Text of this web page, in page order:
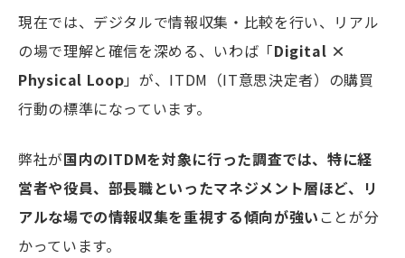
現在では、デジタルで情報収集・比較を行い、リアル
の場で理解と確信を深める、いわば「Digital ×
Physical Loop」が、ITDM（IT意思決定者）の購買
行動の標準になっています。
弊社が国内のITDMを対象に行った調査では、特に経
営者や役員、部長職といったマネジメント層ほど、リ
アルな場での情報収集を重視する傾向が強い ことが分
かっています。